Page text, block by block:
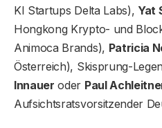
KI Startups Delta Labs), Yat
Hongkong Krypto- und
Animoca Brands), Patricia
Österreich), Skisprung-
Innauer oder Paul
Aufsichtsratsvorsitzender